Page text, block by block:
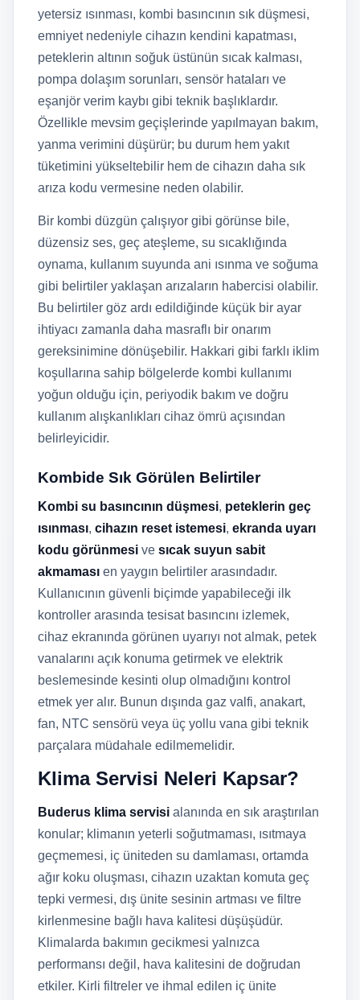
yetersiz ısınması, kombi basıncının sık düşmesi,
emniyet nedeniyle cihazın kendini kapatması,
peteklerin altının soğuk üstünün sıcak kalması,
pompa dolaşım sorunları, sensör hataları ve
eşanjör verim kaybı gibi teknik başlıklardır.
Özellikle mevsim geçişlerinde yapılmayan bakım,
yanma verimini düşürür; bu durum hem yakıt
tüketimini yükseltebilir hem de cihazın daha sık
arıza kodu vermesine neden olabilir.
Bir kombi düzgün çalışıyor gibi görünse bile,
düzensiz ses, geç ateşleme, su sıcaklığında
oynama, kullanım suyunda ani ısınma ve soğuma
gibi belirtiler yaklaşan arızaların habercisi olabilir.
Bu belirtiler göz ardı edildiğinde küçük bir ayar
ihtiyacı zamanla daha masraflı bir onarım
gereksinimine dönüşebilir. Hakkari gibi farklı iklim
koşullarına sahip bölgelerde kombi kullanımı
yoğun olduğu için, periyodik bakım ve doğru
kullanım alışkanlıkları cihaz ömrü açısından
belirleyicidir.
Kombide Sık Görülen Belirtiler
Kombi su basıncının düşmesi, peteklerin geç
ısınması, cihazın reset istemesi, ekranda uyarı
kodu görünmesi ve sıcak suyun sabit
akmaması en yaygın belirtiler arasındadır.
Kullanıcının güvenli biçimde yapabileceği ilk
kontroller arasında tesisat basıncını izlemek,
cihaz ekranında görünen uyarıyı not almak, petek
vanalarını açık konuma getirmek ve elektrik
beslemesinde kesinti olup olmadığını kontrol
etmek yer alır. Bunun dışında gaz valfi, anakart,
fan, NTC sensörü veya üç yollu vana gibi teknik
parçalara müdahale edilmemelidir.
Klima Servisi Neleri Kapsar?
Buderus klima servisi alanında en sık araştırılan
konular; klimanın yeterli soğutmaması, ısıtmaya
geçmemesi, iç üniteden su damlaması, ortamda
ağır koku oluşması, cihazın uzaktan komuta geç
tepki vermesi, dış ünite sesinin artması ve filtre
kirlenmesine bağlı hava kalitesi düşüşüdür.
Klimalarda bakımın gecikmesi yalnızca
performansı değil, hava kalitesini de doğrudan
etkiler. Kirli filtreler ve ihmal edilen iç ünite